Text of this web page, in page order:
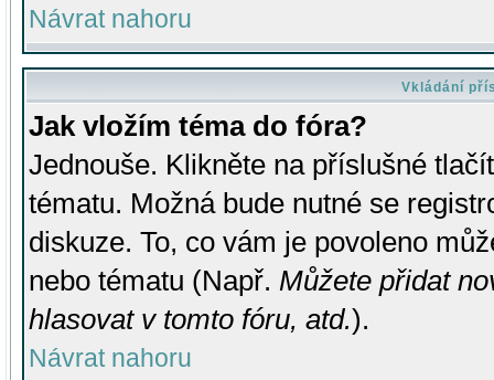
Návrat nahoru
Vkládání
Jak vložím téma do fóra?
Jednouše. Klikněte na příslušné
tématu. Možná bude nutné se
diskuze. To, co vám je povoleno
nebo tématu (Např. Můžete přidat
hlasovat v tomto fóru, atd.).
Návrat nahoru